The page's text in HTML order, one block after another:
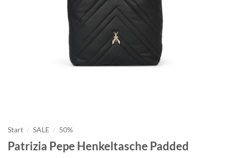
Start / SALE / 50%
Patrizia Pepe Henkeltasche Padded